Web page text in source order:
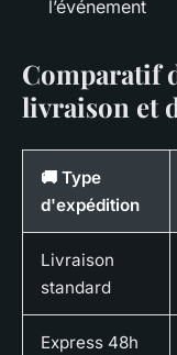
l’événement
Comparatif
livraison et
🚚 Type
d'expédition
Livraison
standard
Express 48h